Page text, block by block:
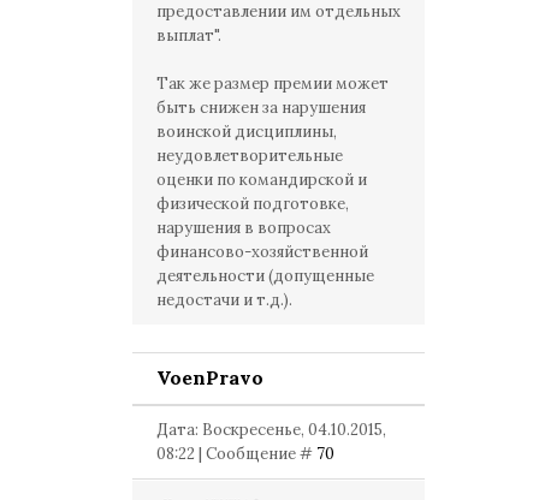
предоставлении им отдельных
выплат".
Так же размер премии может
быть снижен за нарушения
воинской дисциплины,
неудовлетворительные
оценки по командирской и
физической подготовке,
нарушения в вопросах
финансово-хозяйственной
деятельности (допущенные
недостачи и т.д.).
VoenPravo
Дата: Воскресенье, 04.10.2015,
08:22 | Сообщение # 70